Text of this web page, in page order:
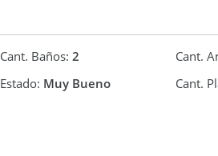
Cant. Baños: 2 Cant.
Estado: Muy Bueno Cant.